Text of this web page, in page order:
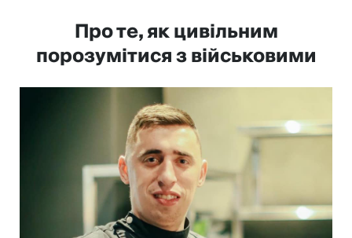
Про те, як цивільним
порозумітися з військовими